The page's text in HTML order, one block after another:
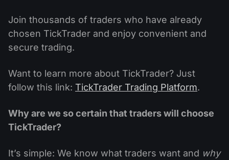
Join thousands of traders who have already
chosen TickTrader and enjoy convenient and
secure trading.
Want to learn more about TickTrader? Just
follow this link: TickTrader Trading Platform.
Why are we so certain that traders will choose
TickTrader?
It’s simple: We know what traders want and why